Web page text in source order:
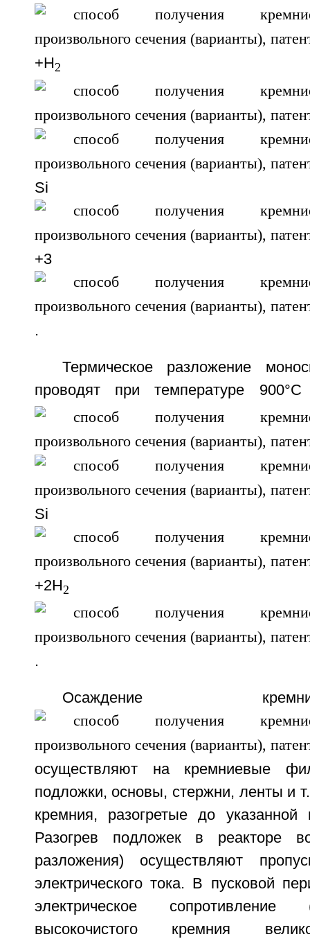
+H2
Si
+3
.
Термическое разложение
проводят при температуре
Si
+2H2
.
Осаждение
осуществляют на кремниевые
подложки, основы, стержни, ленты и
кремния, разогретые до
Разогрев подложек в реакторе
разложения) осуществляют
электрического тока. В пусковой
электрическое
высокочистого кремния